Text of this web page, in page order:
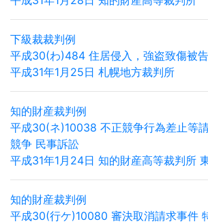
下級裁裁判例
平成30(わ)484 住居侵入，強盗致傷被
平成31年1月25日 札幌地方裁判所
知的財産裁判例
平成30(ネ)10038 不正競争行為差止等
競争 民事訴訟
平成31年1月24日 知的財産高等裁判所
知的財産裁判例
平成30(行ケ)10080 審決取消請求事件